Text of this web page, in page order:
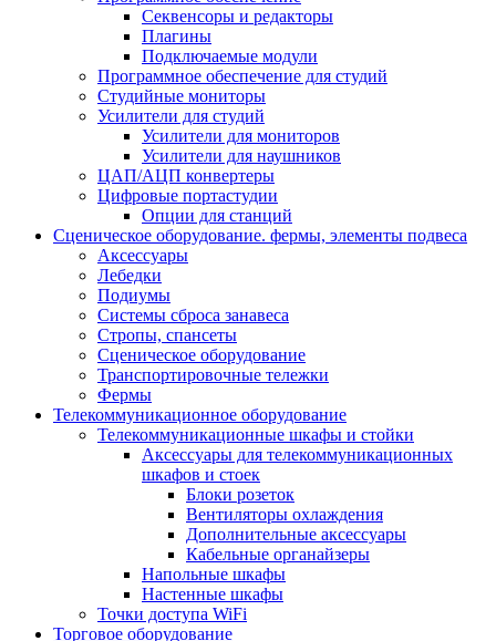
Cеквенсоры и редакторы
Плагины
Подключаемые модули
Программное обеспечение для студий
Студийные мониторы
Усилители для студий
Усилители для мониторов
Усилители для наушников
ЦАП/АЦП конвертеры
Цифровые портастудии
Опции для станций
Сценическое оборудование. фермы, элементы подвеса
Аксессуары
Лебедки
Подиумы
Системы сброса занавеса
Стропы, спансеты
Сценическое оборудование
Транспортировочные тележки
Фермы
Телекоммуникационное оборудование
Телекоммуникационные шкафы и стойки
Аксессуары для телекоммуникационных
шкафов и стоек
Блоки розеток
Вентиляторы охлаждения
Дополнительные аксессуары
Кабельные органайзеры
Напольные шкафы
Настенные шкафы
Точки доступа WiFi
Торговое оборудование